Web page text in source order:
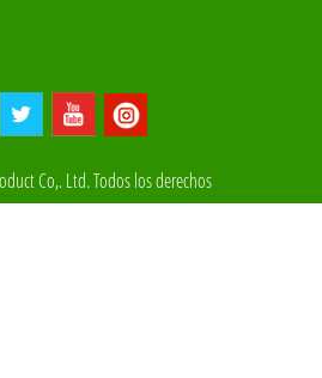
Co,. Ltd. Todos los derechos